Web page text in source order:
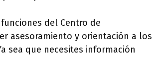
del Centro de
asesoramiento y orientación a los
sea que necesites información